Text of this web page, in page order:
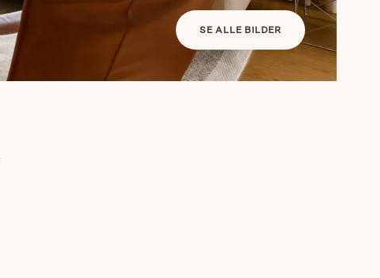
SE ALLE BILDER